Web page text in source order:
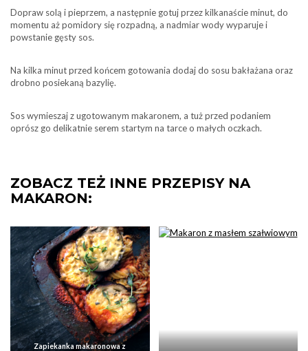
Dopraw solą i pieprzem, a następnie gotuj przez kilkanaście minut, do
momentu aż pomidory się rozpadną, a nadmiar wody wyparuje i
powstanie gęsty sos.
Na kilka minut przed końcem gotowania dodaj do sosu bakłażana oraz
drobno posiekaną bazylię.
Sos wymieszaj z ugotowanym makaronem, a tuż przed podaniem
oprósz go delikatnie serem startym na tarce o małych oczkach.
ZOBACZ TEŻ INNE PRZEPISY NA
MAKARON:
Zapiekanka makaronowa z